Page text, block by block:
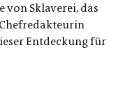
von Sklaverei, das
Entdeckung für